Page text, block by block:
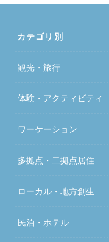
カテゴリ別
観光・旅行
体験・アクティビティ
ワーケーション
多拠点・二拠点居住
ローカル・地方創生
民泊・ホテル